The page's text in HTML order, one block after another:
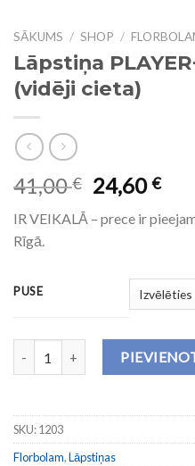
SĀKUMS / SHOP /
Lāpstiņa
(vidēji cieta)
41,00€ 24,60€
IR VEIKALĀ – prece ir
Rīgā.
PUSE
Lāpstiņa PLAYER+ Feather
SKU:1203
Florbolam,Lāpstiņas